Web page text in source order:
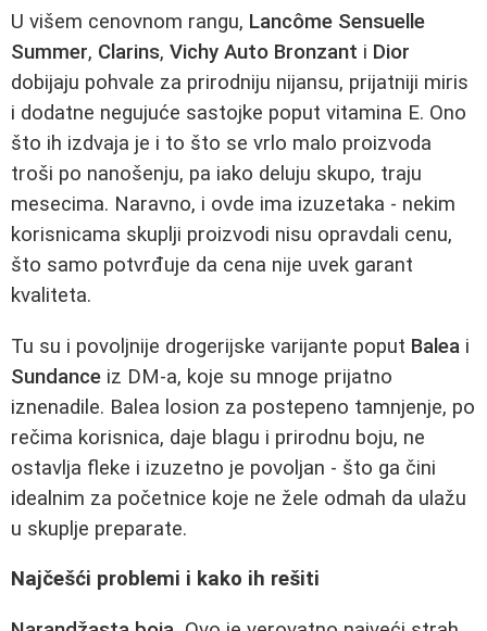
U višem cenovnom rangu, Lancôme Sensuelle
Summer, Clarins, Vichy Auto Bronzant i Dior
dobijaju pohvale za prirodniju nijansu, prijatniji miris
i dodatne negujuće sastojke poput vitamina E. Ono
što ih izdvaja je i to što se vrlo malo proizvoda
troši po nanošenju, pa iako deluju skupo, traju
mesecima. Naravno, i ovde ima izuzetaka - nekim
korisnicama skuplji proizvodi nisu opravdali cenu,
što samo potvrđuje da cena nije uvek garant
kvaliteta.
Tu su i povoljnije drogerijske varijante poput Balea i
Sundance iz DM-a, koje su mnoge prijatno
iznenadile. Balea losion za postepeno tamnjenje, po
rečima korisnica, daje blagu i prirodnu boju, ne
ostavlja fleke i izuzetno je povoljan - što ga čini
idealnim za početnice koje ne žele odmah da ulažu
u skuplje preparate.
Najčešći problemi i kako ih rešiti